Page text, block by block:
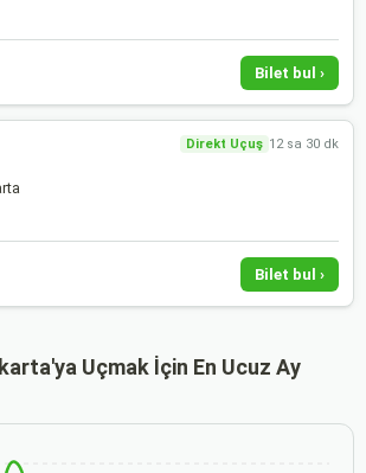
Bilet bul ›
Direkt Uçuş 12 sa 30 dk
Bilet bul ›
Uçmak İçin En Ucuz Ay